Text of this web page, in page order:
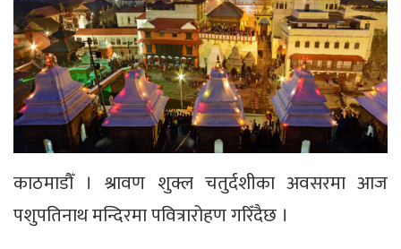
काठमाडौँ । श्रावण शुक्ल चतुर्दशीका अवसरमा आज
पशुपतिनाथ मन्दिरमा पवित्रारोहण गरिँदैछ ।